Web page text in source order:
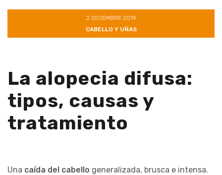
2 DICIEMBRE 2019
CABELLO Y UÑAS
La alopecia difusa:
tipos, causas y
tratamiento
Una caída del cabello generalizada, brusca e intensa.